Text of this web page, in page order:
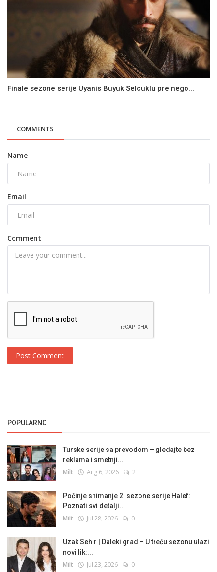
Finale sezone serije Uyanis Buyuk Selcuklu pre nego...
COMMENTS
Name
Email
Comment
Post Comment
POPULARNO
Turske serije sa prevodom – gledajte bez
reklama i smetnji...
Milt Aug 6, 2026 2
Počinje snimanje 2. sezone serije Halef:
Poznati svi detalji...
Milt Jul 28, 2026 0
Uzak Sehir | Daleki grad – U treću sezonu ulazi
novi lik:...
Milt Jul 23, 2026 0